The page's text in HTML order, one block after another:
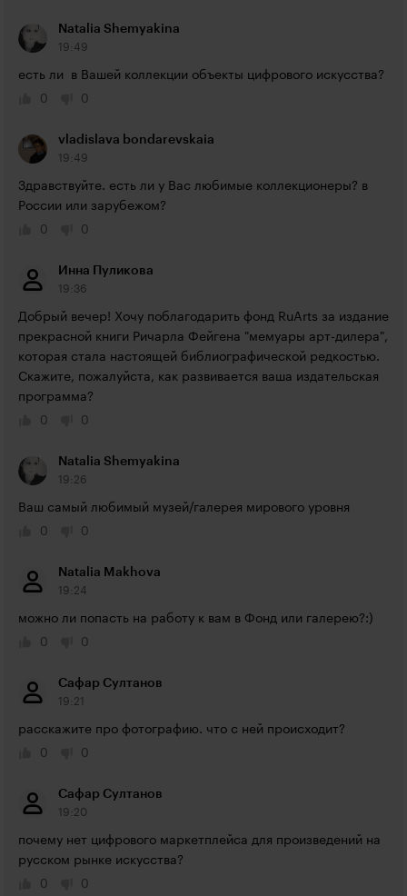
Natalia Shemyakina
19:49
есть ли  в Вашей коллекции объекты цифрового искусства?
0
0
vladislava bondarevskaia
19:49
Здравствуйте. есть ли у Вас любимые коллекционеры? в
России или зарубежом?
0
0
Инна Пуликова
19:36
Добрый вечер! Хочу поблагодарить фонд RuArts за издание
прекрасной книги Ричарла Фейгена "мемуары арт-дилера",
которая стала настоящей библиографической редкостью.
Скажите, пожалуйста, как развивается ваша издательская
программа?
0
0
Natalia Shemyakina
19:26
Ваш самый любимый музей/галерея мирового уровня
0
0
Natalia Makhova
19:24
можно ли попасть на работу к вам в Фонд или галерею?:)
0
0
Сафар Султанов
19:21
расскажите про фотографию. что с ней происходит?
0
0
Сафар Султанов
19:20
почему нет цифрового маркетплейса для произведений на
русском рынке искусства?
0
0